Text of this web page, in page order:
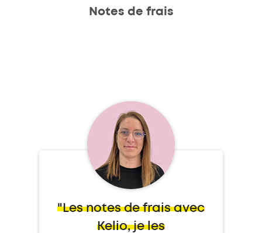
Notes de frais
"Les notes de frais avec
Kelio, je les